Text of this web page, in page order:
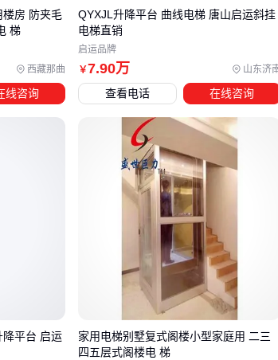
典型方案：
：推荐采用加厚钢材（≥6mm）和双轨设计，像
配置能更好应对频繁使用：
：注意额定速度要≥0.4m/s，以下配置在8层建筑
景选曳引式，重载场景选液压式，空间受限选无
略的配套成本：电梯安装还需要什么
钢结构成本约480-850元/㎡，8层需预
电梯安全钳
必须符合GB7588标准，约占设备成
西藏那曲
房 防夹毛
梯
线咨询
￥7.90万 山东济
QYXJL升降平台 曲线电梯 唐山启运斜挂
电梯直销
启运品牌
查看电话 在线咨询
平台 启运
家用电梯别墅复式阁楼小型家庭用 二三
四五层式阁楼电 梯